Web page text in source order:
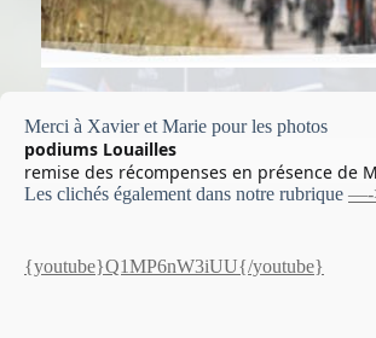
Merci à Xavier et Marie pour les photos
podiums Louailles
remise des récompenses en présence de
Les clichés également dans notre rubrique —-
{youtube}Q1MP6nW3iUU{/youtube}